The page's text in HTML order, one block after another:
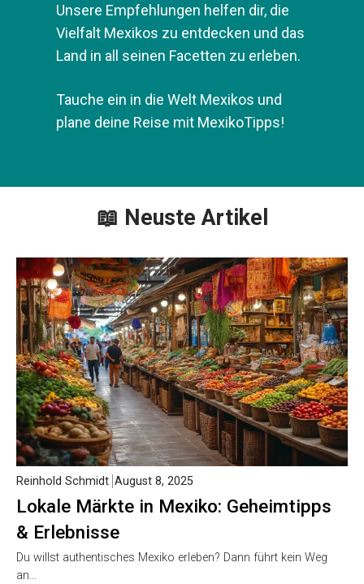
Unsere Empfehlungen helfen dir, die
Vielfalt Mexikos zu entdecken und das
Land in all seinen Facetten zu erleben.
Tauche ein in die Welt Mexikos und
plane deine Reise mit MexikoTipps!
📖 Neuste Artikel
Lokale Märkte in Mexiko: Geheimtipps
& Erlebnisse
Reinhold Schmidt August 8, 2025
Du willst authentisches Mexiko erleben? Dann führt kein Weg
an…